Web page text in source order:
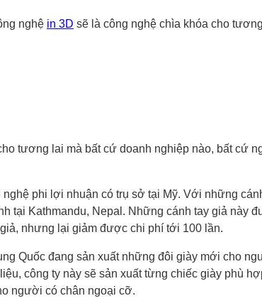
nghệ in 3D sẽ là công nghệ chìa khóa cho
tương lai mà bất cứ doanh nghiệp nào, bất cứ
phi lợi nhuận có trụ sở tại Mỹ. Với những
tại Kathmandu, Nepal. Những cánh tay giả này
nhưng lại giảm được chi phí tới 100 lần.
Quốc đang sản xuất những đôi giày mới cho
công ty này sẽ sản xuất từng chiếc giày phù
người có chân ngoại cỡ.